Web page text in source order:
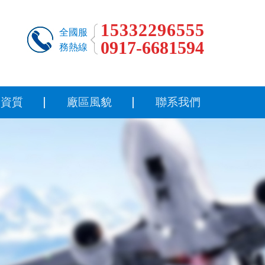
全國服
務熱線
15332296555
0917-6681594
質 廠區風貌 聯系我們